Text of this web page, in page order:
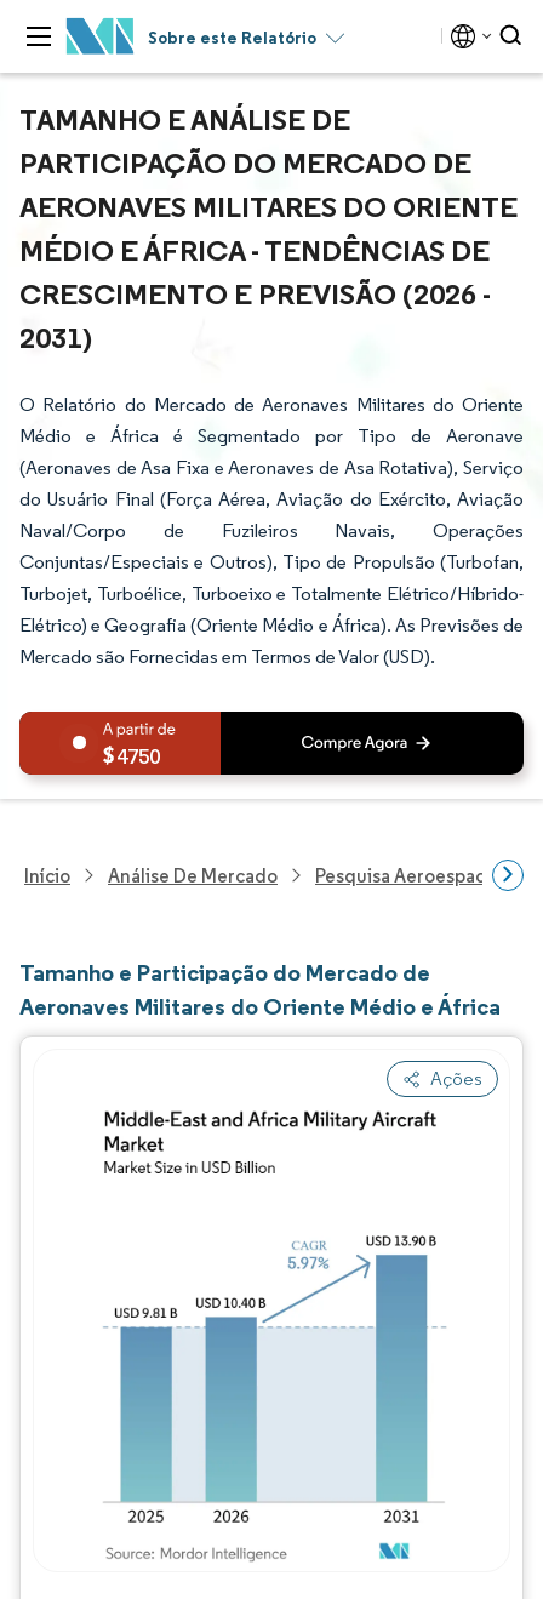
Sobre este Relatório
TAMANHO E ANÁLISE DE
PARTICIPAÇÃO DO MERCADO DE
AERONAVES MILITARES DO ORIENTE
MÉDIO E ÁFRICA - TENDÊNCIAS DE
CRESCIMENTO E PREVISÃO (2026 -
2031)
O Relatório do Mercado de Aeronaves Militares do Oriente
Médio e África é Segmentado por Tipo de Aeronave
(Aeronaves de Asa Fixa e Aeronaves de Asa Rotativa), Serviço
do Usuário Final (Força Aérea, Aviação do Exército, Aviação
Naval/Corpo de Fuzileiros Navais, Operações
Conjuntas/Especiais e Outros), Tipo de Propulsão (Turbofan,
Turbojet, Turboélice, Turboeixo e Totalmente Elétrico/Híbrido-
Elétrico) e Geografia (Oriente Médio e África). As Previsões de
Mercado são Fornecidas em Termos de Valor (USD).
4750
Início Análise De Mercado Pesquisa Aeroespacial E
Tamanho e Participação do Mercado de
Aeronaves Militares do Oriente Médio e África
Ações